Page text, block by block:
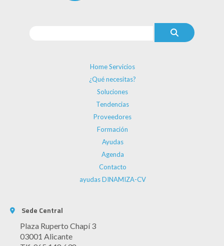
Home Servicios
¿Qué necesitas?
Soluciones
Tendencias
Proveedores
Formación
Ayudas
Agenda
Contacto
ayudas DINAMIZA-CV
Sede Central
Plaza Ruperto Chapí 3
03001 Alicante